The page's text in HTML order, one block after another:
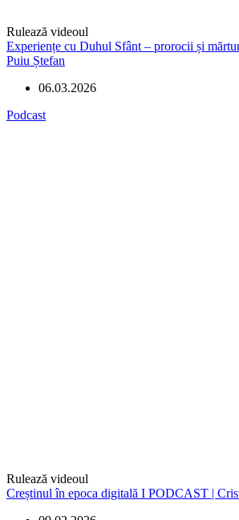
Rulează videoul
Experiențe cu Duhul Sfânt – prorocii și
Puiu Ștefan
06.03.2026
Podcast
Rulează videoul
Creștinul în epoca digitală I PODCAST |